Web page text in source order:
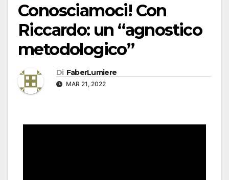
Conosciamoci! Con
Riccardo: un “agnostico
metodologico”
Di FaberLumiere
MAR 21, 2022